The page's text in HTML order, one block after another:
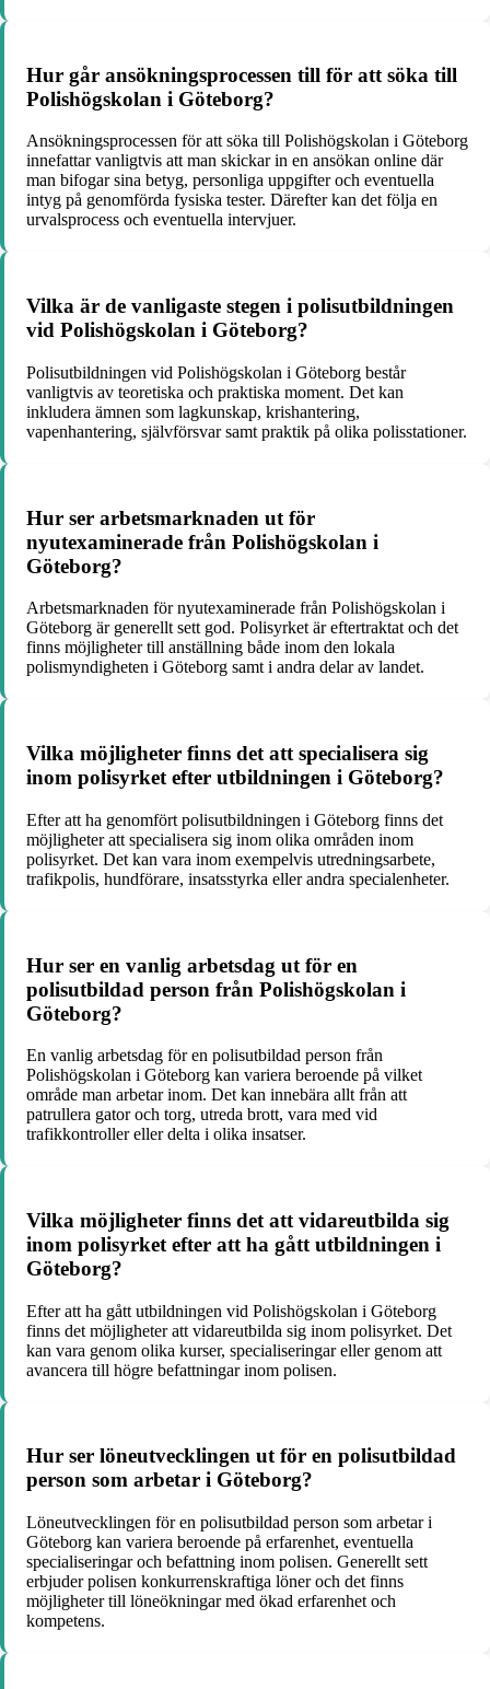
Hur går ansökningsprocessen till för att söka till
Polishögskolan i Göteborg?
Ansökningsprocessen för att söka till Polishögskolan i Göteborg
innefattar vanligtvis att man skickar in en ansökan online där
man bifogar sina betyg, personliga uppgifter och eventuella
intyg på genomförda fysiska tester. Därefter kan det följa en
urvalsprocess och eventuella intervjuer.
Vilka är de vanligaste stegen i polisutbildningen
vid Polishögskolan i Göteborg?
Polisutbildningen vid Polishögskolan i Göteborg består
vanligtvis av teoretiska och praktiska moment. Det kan
inkludera ämnen som lagkunskap, krishantering,
vapenhantering, självförsvar samt praktik på olika polisstationer.
Hur ser arbetsmarknaden ut för
nyutexaminerade från Polishögskolan i
Göteborg?
Arbetsmarknaden för nyutexaminerade från Polishögskolan i
Göteborg är generellt sett god. Polisyrket är eftertraktat och det
finns möjligheter till anställning både inom den lokala
polismyndigheten i Göteborg samt i andra delar av landet.
Vilka möjligheter finns det att specialisera sig
inom polisyrket efter utbildningen i Göteborg?
Efter att ha genomfört polisutbildningen i Göteborg finns det
möjligheter att specialisera sig inom olika områden inom
polisyrket. Det kan vara inom exempelvis utredningsarbete,
trafikpolis, hundförare, insatsstyrka eller andra specialenheter.
Hur ser en vanlig arbetsdag ut för en
polisutbildad person från Polishögskolan i
Göteborg?
En vanlig arbetsdag för en polisutbildad person från
Polishögskolan i Göteborg kan variera beroende på vilket
område man arbetar inom. Det kan innebära allt från att
patrullera gator och torg, utreda brott, vara med vid
trafikkontroller eller delta i olika insatser.
Vilka möjligheter finns det att vidareutbilda sig
inom polisyrket efter att ha gått utbildningen i
Göteborg?
Efter att ha gått utbildningen vid Polishögskolan i Göteborg
finns det möjligheter att vidareutbilda sig inom polisyrket. Det
kan vara genom olika kurser, specialiseringar eller genom att
avancera till högre befattningar inom polisen.
Hur ser löneutvecklingen ut för en polisutbildad
person som arbetar i Göteborg?
Löneutvecklingen för en polisutbildad person som arbetar i
Göteborg kan variera beroende på erfarenhet, eventuella
specialiseringar och befattning inom polisen. Generellt sett
erbjuder polisen konkurrenskraftiga löner och det finns
möjligheter till löneökningar med ökad erfarenhet och
kompetens.